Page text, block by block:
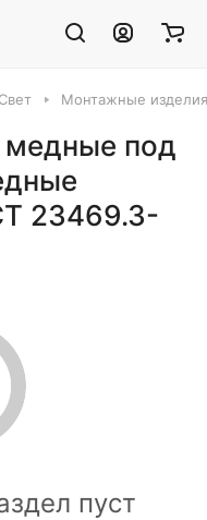
Монтажные изделия
медные под
23469.3-
пуст